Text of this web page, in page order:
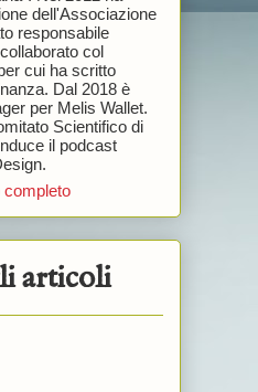
dell'Associazione
responsabile
col
cui ha scritto
Dal 2018 è
per Melis Wallet.
Scientifico di
il podcast
completo
articoli